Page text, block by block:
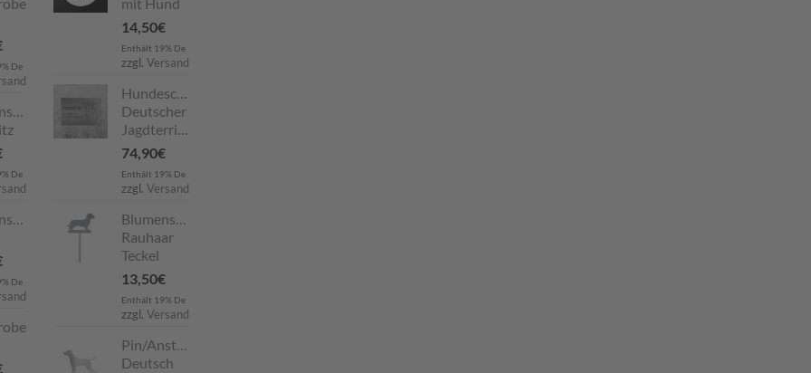
De
De
De
14,50€
Enthält 19% De
zzgl. Versand
Hundeschild
Deutscher
Jagdterrier
74,90€
Enthält 19% De
zzgl. Versand
Blumenstecker
Rauhaar
Teckel
13,50€
Enthält 19% De
zzgl. Versand
Pin/Anstecker
Deutsch